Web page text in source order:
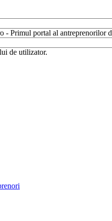
- Primul portal al antreprenorilor
de utilizator.